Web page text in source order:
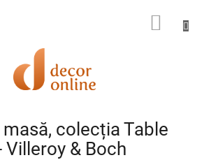
COŞ
colecția Table
Villeroy & Boch